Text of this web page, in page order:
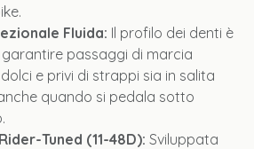
Fluida: Il profilo dei denti è
passaggi di marcia
e privi di strappi sia in salita
quando si pedala sotto
Tuned (11-48D): Sviluppata